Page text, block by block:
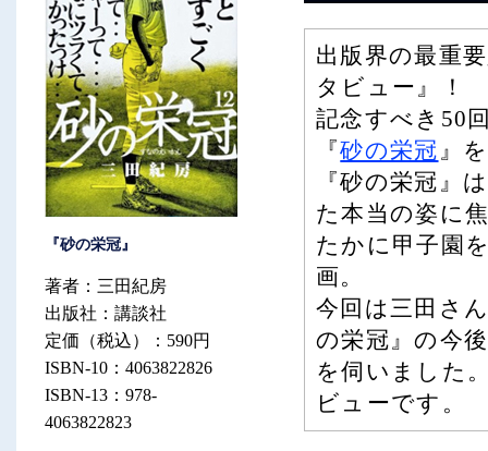
『砂の栄冠』
著者：三田紀房
出版社：講談社
定価（税込）：590円
ISBN-10：4063822826
ISBN-13：978-
4063822823
出版界の最重
タビュー』！
記念すべき50
『砂の栄冠』
『砂の栄冠』
た本当の姿に
たかに甲子園
画。
今回は三田さ
の栄冠』の今
を伺いました
ビューです。